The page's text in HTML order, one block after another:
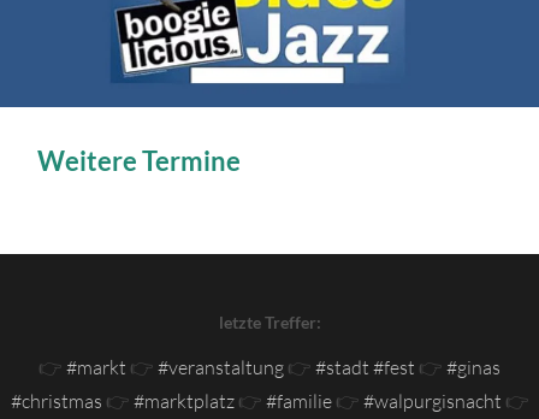
Weitere Termine
letzte Treffer:
👉 #markt 👉 #veranstaltung 👉 #stadt #fest 👉 #ginas
#christmas 👉 #marktplatz👉 #familie👉 #walpurgisnacht 👉